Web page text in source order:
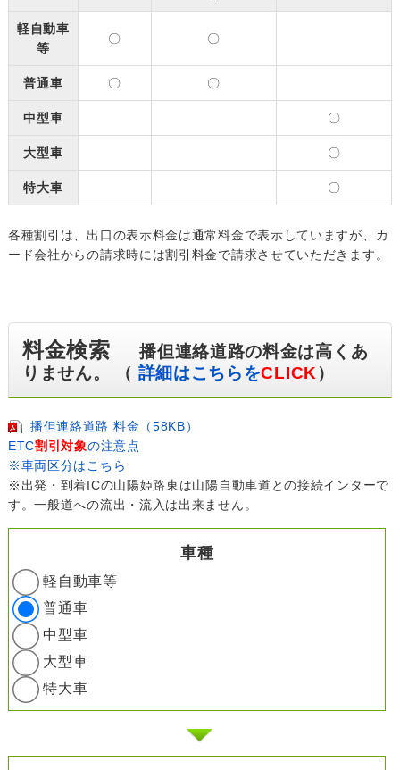
軽自動車
等
〇 〇
普通車 〇 〇
中型車 〇
大型車 〇
特大車 〇
各種割引は、出口の表示料金は通常料金で表示していますが、カ
ード会社からの請求時には割引料金で請求させていただきます。
料金検索播但連絡道路の料金は高くあ
りません。 （ 詳細はこちらをCLICK ）
播但連絡道路 料金（58KB）
ETC割引対象の注意点
※車両区分はこちら
※出発・到着ICの山陽姫路東は山陽自動車道との接続インターで
す。一般道への流出・流入は出来ません。
車種
軽自動車等
普通車
中型車
大型車
特大車